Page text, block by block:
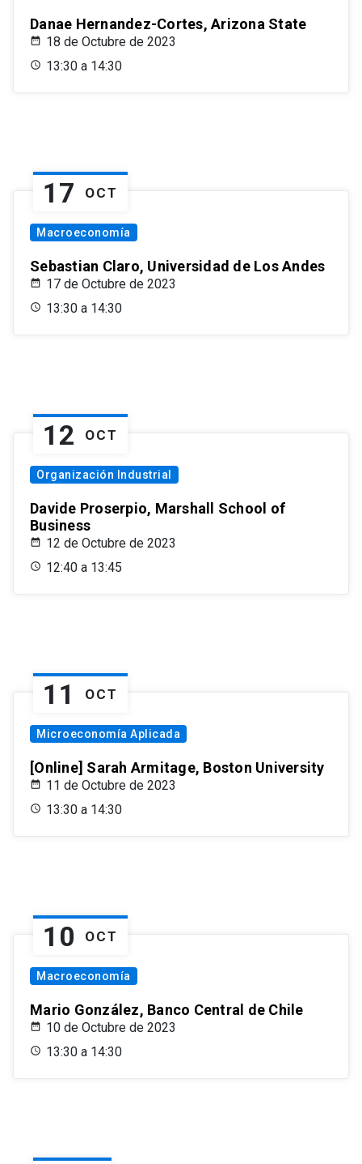
Danae Hernandez-Cortes, Arizona State
18 de Octubre de 2023
13:30 a 14:30
17 OCT
Macroeconomía
Sebastian Claro, Universidad de Los Andes
17 de Octubre de 2023
13:30 a 14:30
12 OCT
Organización Industrial
Davide Proserpio, Marshall School of
Business
12 de Octubre de 2023
12:40 a 13:45
11 OCT
Microeconomía Aplicada
[Online] Sarah Armitage, Boston University
11 de Octubre de 2023
13:30 a 14:30
10 OCT
Macroeconomía
Mario González, Banco Central de Chile
10 de Octubre de 2023
13:30 a 14:30